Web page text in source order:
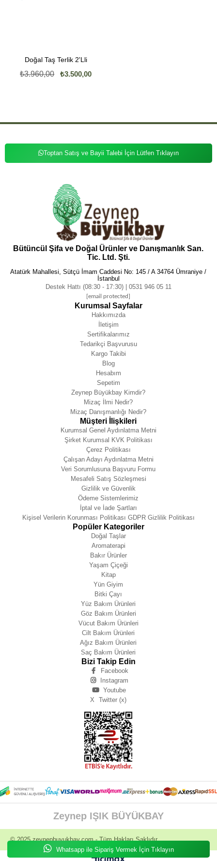
Doğal Taş Terlik 2'Lli
₺3.500,00
₺3.960,00
Toptan Satış ve Bayii Talebi İçin Lütfen Tıklayın
Bütüncül Şifa ve Doğal Ürünler ve Danışmanlık San.
Tic. Ltd. Şti.
Atatürk Mahallesi, Sütçü İmam Caddesi No: 145 / A 34764 Ümraniye /
İstanbul
Destek Hattı (08:30 - 17:30) | 0531 946 05 11
[email protected]
Kurumsal Sayfalar
Hakkımızda
İletişim
Sertifikalarımız
Tedarikçi Başvurusu
Kargo Takibi
Blog
Hesabım
Sepetim
Zeynep Büyükbay Kimdir?
Mizaç İlmi Nedir?
Mizaç Danışmanlığı Nedir?
Müşteri İlişkileri
Kurumsal Genel Aydınlatma Metni
Şirket Kurumsal KVK Politikası
Çerez Politikası
Çalışan Adayı Aydınlatma Metni
Veri Sorumlusuna Başvuru Formu
Mesafeli Satış Sözleşmesi
Gizlilik ve Güvenlik
Ödeme Sistemlerimiz
İptal ve İade Şartları
Kişisel Verilerin Korunması Politikası GDPR Gizlilik Politikası
Popüler Kategoriler
Doğal Taşlar
Aromaterapi
Bakır Ürünler
Yaşam Çiçeği
Kitap
Yün Giyim
Bitki Çayı
Yüz Bakım Ürünleri
Göz Bakım Ürünleri
Vücut Bakım Ürünleri
Cilt Bakım Ürünleri
Ağız Bakım Ürünleri
Saç Bakım Ürünleri
Bizi Takip Edin
Facebook
Instagram
Youtube
X
Twitter (x)
Zeynep IŞIK BÜYÜKBAY
© 2025zeynepbuyukbay.com- Tüm Hakları Saklıdır.
Whatsapp ile Sipariş Vermek İçin Tıklayın